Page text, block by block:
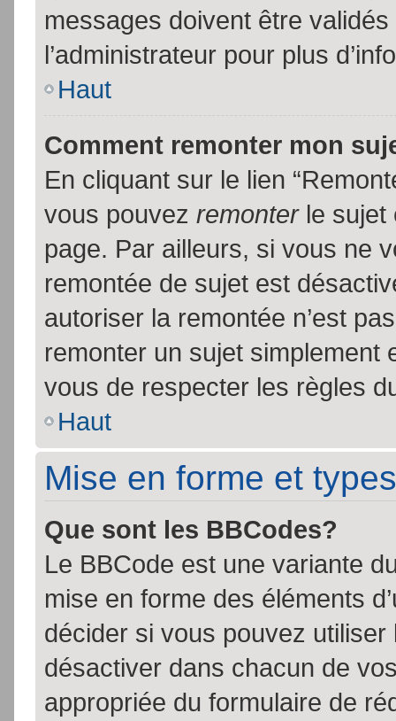
messages doivent être
l’administrateur pour plus
Haut
Comment remonter mon
En cliquant sur le lien
vous pouvez remonterle sujet
page. Par ailleurs, si vous ne
remontée de sujet est
autoriser la remontée n’est
remonter un sujet simplement
vous de respecter les règles
Haut
Mise en forme et
Que sont les BBCodes?
Le BBCode est une variante
mise en forme des éléments
décider si vous pouvez
désactiver dans chacun de
appropriée du formulaire de